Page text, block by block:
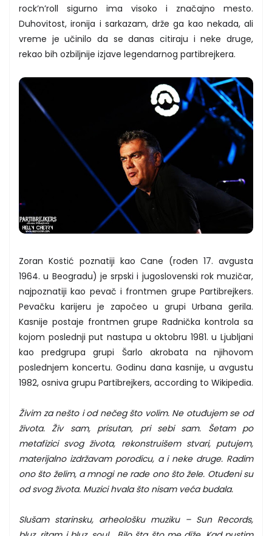
rock’n’roll sigurno ima visoko i značajno mesto.
Duhovitost, ironija i sarkazam, drže ga kao nekada, ali
vreme je učinilo da se danas citiraju i neke druge,
rekao bih ozbiljnije izjave legendarnog partibrejkera.
Zoran Kostić poznatiji kao Cane (rođen 17. avgusta
1964. u Beogradu) je srpski i jugoslovenski rok muzičar,
najpoznatiji kao pevač i frontmen grupe Partibrejkers.
Pevačku karijeru je započeo u grupi Urbana gerila.
Kasnije postaje frontmen grupe Radnička kontrola sa
kojom poslednji put nastupa u oktobru 1981. u Ljubljani
kao predgrupa grupi Šarlo akrobata na njihovom
poslednjem koncertu. Godinu dana kasnije, u avgustu
1982, osniva grupu Partibrejkers, according to Wikipedia.
Živim za nešto i od nečeg što volim. Ne otuđujem se od
života. Živ sam, prisutan, pri sebi sam. Šetam po
metafizici svog života, rekonstruišem stvari, putujem,
materijalno izdržavam porodicu, a i neke druge. Radim
ono što želim, a mnogi ne rade ono što žele. Otuđeni su
od svog života. Muzici hvala što nisam veća budala.
Slušam starinsku, arheološku muziku – Sun Records,